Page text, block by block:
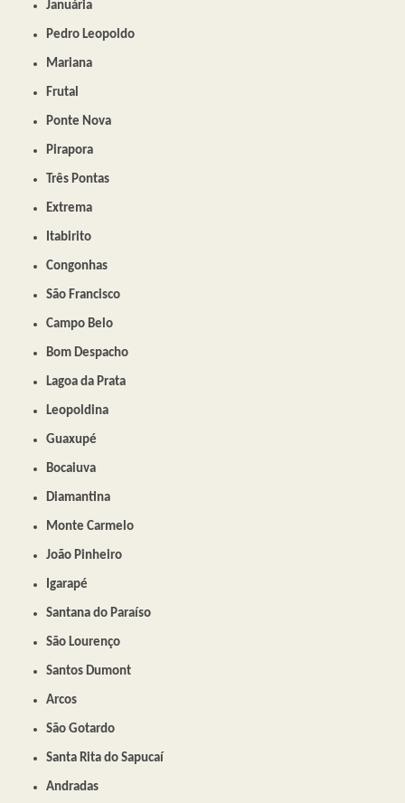
Januária
Pedro Leopoldo
Mariana
Frutal
Ponte Nova
Pirapora
Três Pontas
Extrema
Itabirito
Congonhas
São Francisco
Campo Belo
Bom Despacho
Lagoa da Prata
Leopoldina
Guaxupé
Bocaiuva
Diamantina
Monte Carmelo
João Pinheiro
Igarapé
Santana do Paraíso
São Lourenço
Santos Dumont
Arcos
São Gotardo
Santa Rita do Sapucaí
Andradas